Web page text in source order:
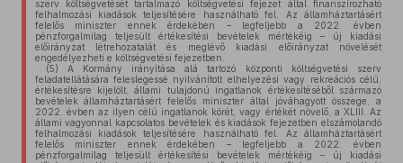
szerv költségvetését tartalmazó költségvetési fejezet által finanszírozható
felhalmozási kiadások teljesítésére használható fel. Az államháztartásért
felelős miniszter ennek érdekében – legfeljebb a 2022. évben
pénzforgalmilag teljesült értékesítési bevételek mértékéig – új kiadási
előirányzat létrehozatalát és meglévő kiadási előirányzat növelését
engedélyezheti e költségvetési fejezetben.
(5) A Kormány irányítása alá tartozó központi költségvetési szerv
feladatellátására feleslegessé nyilvánított elhelyezési vagy rekreációs célú,
értékesítésre kijelölt, állami tulajdonú ingatlanok értékesítéséből származó
bevételek államháztartásért felelős miniszter által jóváhagyott összege, a
2022. évben az ilyen célú ingatlanok körét, vagy értékét növelő, a XLIII. Az
állami vagyonnal kapcsolatos bevételek és kiadások fejezetben elszámolandó
felhalmozási kiadások teljesítésére használható fel. Az államháztartásért
felelős miniszter ennek érdekében – legfeljebb a 2022. évben
pénzforgalmilag teljesült értékesítési bevételek mértékéig – új kiadási